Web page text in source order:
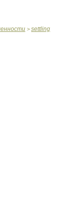
> settling